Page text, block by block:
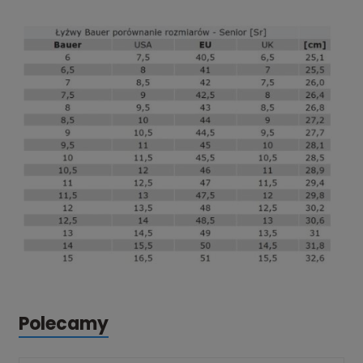
Polecamy